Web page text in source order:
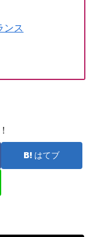
ンス
はてブ